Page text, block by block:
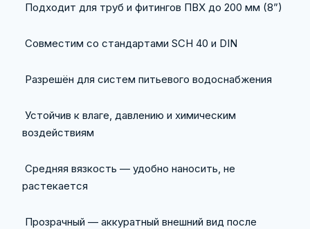
Подходит для труб и фитингов ПВХ до 200 мм (8”)
Совместим со стандартами SCH 40 и DIN
Разрешён для систем питьевого водоснабжения
Устойчив к влаге, давлению и химическим
воздействиям
Средняя вязкость — удобно наносить, не
растекается
Прозрачный — аккуратный внешний вид после